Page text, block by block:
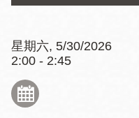
星期六, 5/30/2026
2:00 - 2:45